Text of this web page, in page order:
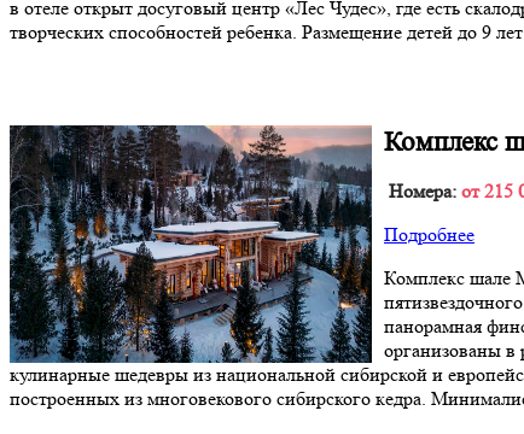
в отеле открыт досуговый центр «Лес Чудес», где есть
творческих способностей ребенка. Размещение детей до 9
Комплекс
Номера: от 215
Подробнее
Комплекс шале
панорамная
организованы в
кулинарные шедевры из национальной сибирской и
построенных из многовекового сибирского кедра.